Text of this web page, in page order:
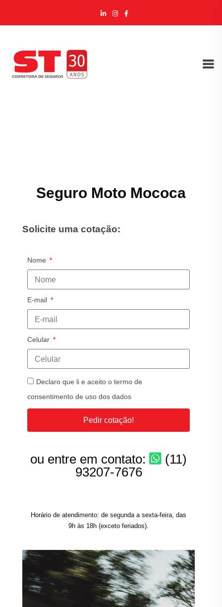
Seguro Moto Mococa
Solicite uma cotação:
Nome
E-mail
Celular
Declaro que li e aceito o termo de
consentimento de uso dos dados
Pedir cotação!
ou entre em contato:
(11)
93207-7676
Horário de atendimento: de segunda a sexta-feira, das
9h às 18h (exceto feriados).